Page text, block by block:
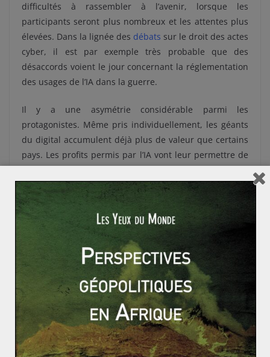
difficultés à rassembler à l’avenir, lorsque les
participants seront plus nombreux et les attentes plus
élevées. Dans la lignée des débats sur le droit des actes
cyber, il est par exemple très probable que des
désaccords voient le jour concernant la réglementation
des usages de l’IA dans la guerre.
Il y a une asymétrie considérable parmi les
protagonistes. Même pris individuellement, les géants
du digital accumulent déjà plus de valeur que certains
pays. Les profits permis par l’IA vont leur permettre de
de souveraineté étatique. De leurs côtés, les États,
dépositaires de la puissance publique, jouent déjà un
numéro d’équilibriste en cherchant à favoriser les
investissements et à limiter la puissance des grandes
sociétés tout en satisfaisant les atteintes de la société
civile. Dans ce puzzle, cette dernièredoit
se faire
Il est crucial que la société civile soit impliquée dans le
processus de régulation. En pratique, cela pourrait se
faire viaun système de consultation publique pour les
phases de développement et de test, d’où l’intérêt de